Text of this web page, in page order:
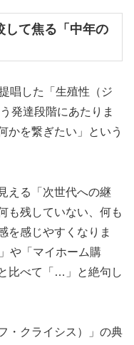
して焦る「中年の
唱した「生殖性（ジ
発達段階にあたりま
かを繋ぎたい」という
える「次世代への継
も残していない、何も
を感じやすくなりま
や「マイホーム購
比べて「…」と絶句し
・クライシス）」の典